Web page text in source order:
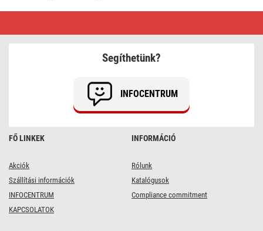
fények
FŐ LINKEK
Akciók
Szállítási információk
INFOCENTRUM
KAPCSOLATOK
INFORMÁCIÓ
Rólunk
Katalógusok
Compliance commitment
Segíthetünk?
INFOCENTRUM